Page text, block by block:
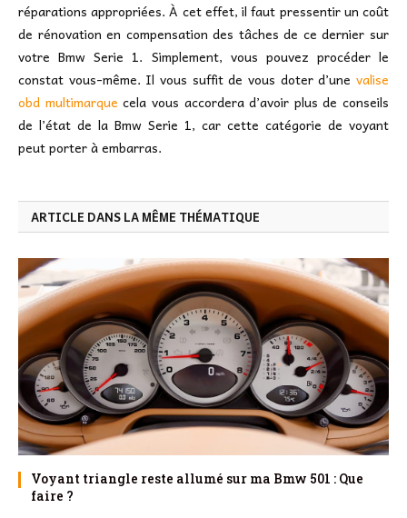
réparations appropriées. À cet effet, il faut pressentir un coût
de rénovation en compensation des tâches de ce dernier sur
votre Bmw Serie 1. Simplement, vous pouvez procéder le
constat vous-même. Il vous suffit de vous doter d’une valise
obd multimarque cela vous accordera d’avoir plus de conseils
de l’état de la Bmw Serie 1, car cette catégorie de voyant
peut porter à embarras.
ARTICLE DANS LA MÊME THÉMATIQUE
Voyant triangle reste allumé sur ma Bmw 501 : Que
faire ?